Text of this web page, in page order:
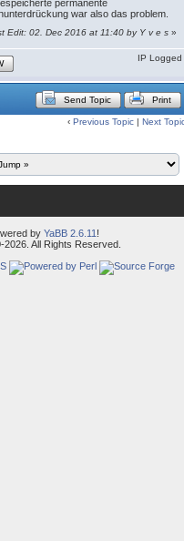
permanente
war also das problem.
Edit: 02. Dec 2016 at 11:40 by Y v e s »
IP Logged
Send Topic Print
‹ Previous Topic | Next
by YaBB 2.6.11 !
All Rights Reserved.